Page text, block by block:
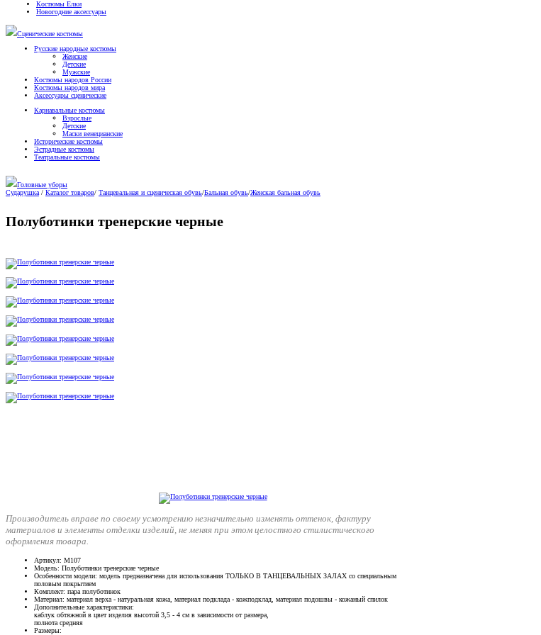
Костюмы Елки
Новогодние аксессуары
Сценические костюмы
Русские народные костюмы
Женские
Детские
Мужские
Костюмы народов России
Костюмы народов мира
Аксессуары сценические
Карнавальные костюмы
Взрослые
Детские
Маски венецианские
Исторические костюмы
Эстрадные костюмы
Театральные костюмы
Головные уборы
Сударушка / Каталог товаров/ Танцевальная и сценическая обувь/Бальная обувь/Женская бальная обувь
Полуботинки тренерские черные
Производитель вправе по своему усмотрению незначительно изменять оттенок, фактуру
материалов и элементы отделки изделий, не меняя при этом целостного стилистического
оформления товара.
Артикул: М107
Модель: Полуботинки тренерские черные
Особенности модели: модель предназначена для использования ТОЛЬКО В ТАНЦЕВАЛЬНЫХ ЗАЛАХ со специальным
половым покрытием
Комплект: пара полуботинок
Материал: материал верха - натуральная кожа, материал подклада - кожподклад, материал подошвы - кожаный спилок
Дополнительные характеристики:
каблук обтяжной в цвет изделия высотой 3,5 - 4 см в зависимости от размера,
полнота средняя
Размеры: